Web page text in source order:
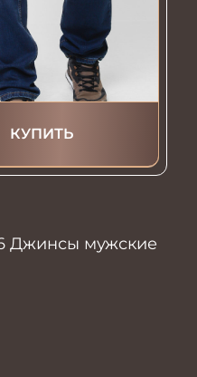
КУПИТЬ
Джинсы мужские